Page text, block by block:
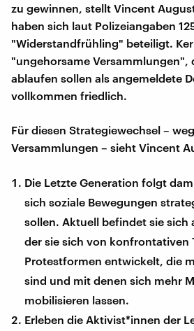
zu gewinnen, stellt Vincent
haben sich laut Polizeiangaben
"Widerstandfrühling" beteiligt.
"ungehorsame Versammlungen",
ablaufen sollen als angemeldete
vollkommen friedlich.
Für diesen Strategiewechsel –
Versammlungen – sieht Vincent
Die Letzte Generation folgt
sich soziale Bewegungen
sollen. Aktuell befindet sie sich
der sie sich von konfrontativen
Protestformen entwickelt, die
sind und mit denen sich mehr
mobilisieren lassen.
Erleben die Aktivist*innen der